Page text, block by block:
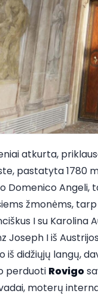
atkurta,
pastatyta 1780
Domenico Angeli,
žmonėms, tarp
I su Karolina
Joseph I iš
iš didžiųjų langų,
perduoti Rovigo
moterų